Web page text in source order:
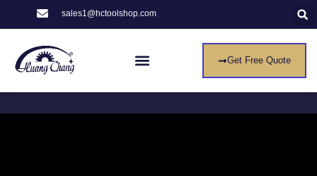
sales1@hctoolshop.com
Get Free Quote